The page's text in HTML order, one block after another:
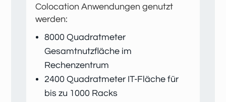
Colocation Anwendungen genutzt
werden:
8000 Quadratmeter
Gesamtnutzfläche im
Rechenzentrum
2400 Quadratmeter IT-Fläche für
bis zu 1000 Racks